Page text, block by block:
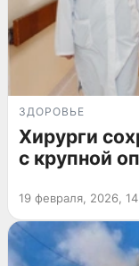
ЗДОРОВЬЕ
Хирурги
с крупной
19 февраля, 2026,